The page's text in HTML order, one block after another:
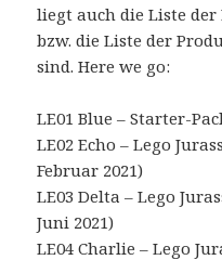
liegt auch die Liste
bzw. die Liste der
sind. Here we go:
LE01 Blue – Starter-
LE02 Echo – Lego
Februar 2021)
LE03 Delta – Lego
Juni 2021)
LE04 Charlie – Lego